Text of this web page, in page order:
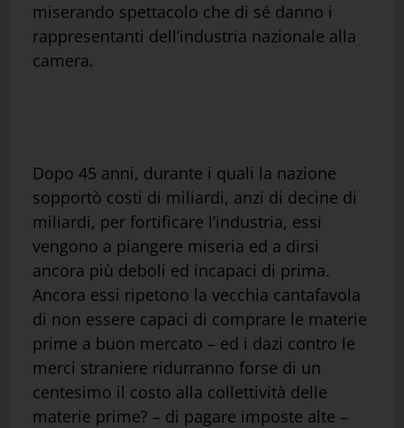
miserando spettacolo che di sé danno i
rappresentanti dell’industria nazionale alla
camera.
Dopo 45 anni, durante i quali la nazione
sopportò costi di miliardi, anzi di decine di
miliardi, per fortificare l’industria, essi
vengono a piangere miseria ed a dirsi
ancora più deboli ed incapaci di prima.
Ancora essi ripetono la vecchia cantafavola
di non essere capaci di comprare le materie
prime a buon mercato – ed i dazi contro le
merci straniere ridurranno forse di un
centesimo il costo alla collettività delle
materie prime? – di pagare imposte alte –